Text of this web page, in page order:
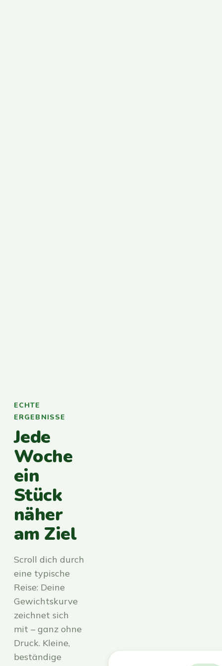
ECHTE
ERGEBNISSE
Jede
Woche
ein
Stück
näher
am Ziel
Scroll dich durch
eine typische
Reise: Deine
Gewichtskurve
zeichnet sich
mit – ganz ohne
Druck. Kleine,
beständige